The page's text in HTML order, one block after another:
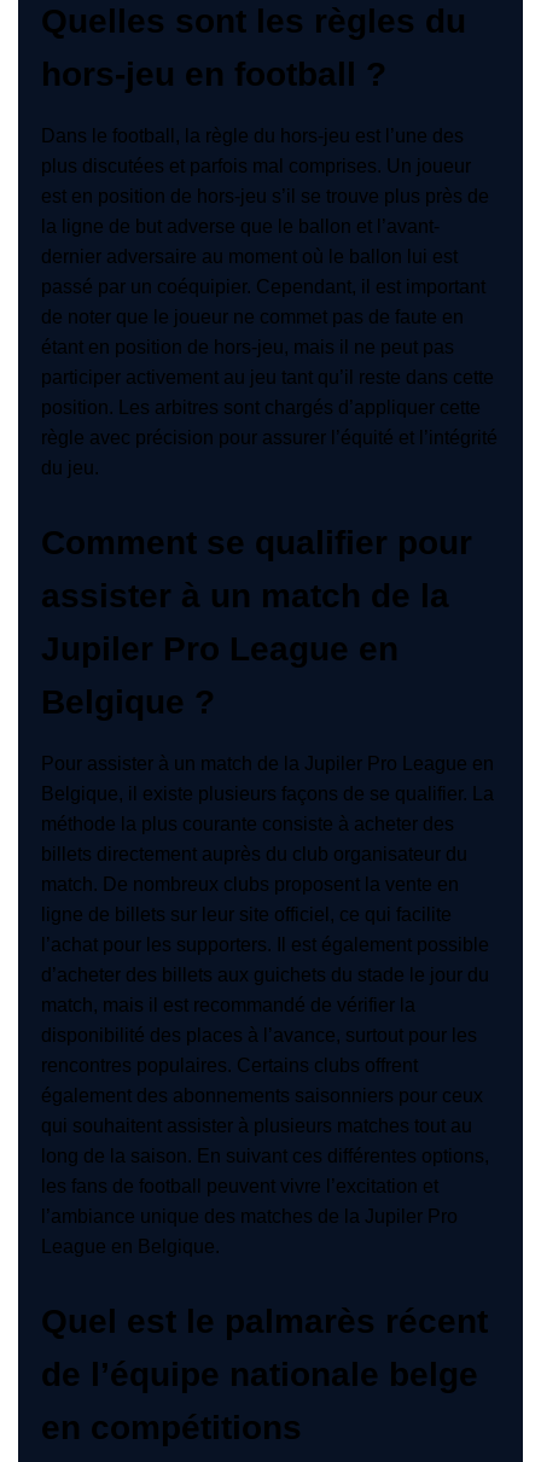
Quelles sont les règles du
hors-jeu en football ?
Dans le football, la règle du hors-jeu est l’une des
plus discutées et parfois mal comprises. Un joueur
est en position de hors-jeu s’il se trouve plus près de
la ligne de but adverse que le ballon et l’avant-
dernier adversaire au moment où le ballon lui est
passé par un coéquipier. Cependant, il est important
de noter que le joueur ne commet pas de faute en
étant en position de hors-jeu, mais il ne peut pas
participer activement au jeu tant qu’il reste dans cette
position. Les arbitres sont chargés d’appliquer cette
règle avec précision pour assurer l’équité et l’intégrité
du jeu.
Comment se qualifier pour
assister à un match de la
Jupiler Pro League en
Belgique ?
Pour assister à un match de la Jupiler Pro League en
Belgique, il existe plusieurs façons de se qualifier. La
méthode la plus courante consiste à acheter des
billets directement auprès du club organisateur du
match. De nombreux clubs proposent la vente en
ligne de billets sur leur site officiel, ce qui facilite
l’achat pour les supporters. Il est également possible
d’acheter des billets aux guichets du stade le jour du
match, mais il est recommandé de vérifier la
disponibilité des places à l’avance, surtout pour les
rencontres populaires. Certains clubs offrent
également des abonnements saisonniers pour ceux
qui souhaitent assister à plusieurs matches tout au
long de la saison. En suivant ces différentes options,
les fans de football peuvent vivre l’excitation et
l’ambiance unique des matches de la Jupiler Pro
League en Belgique.
Quel est le palmarès récent
de l’équipe nationale belge
en compétitions